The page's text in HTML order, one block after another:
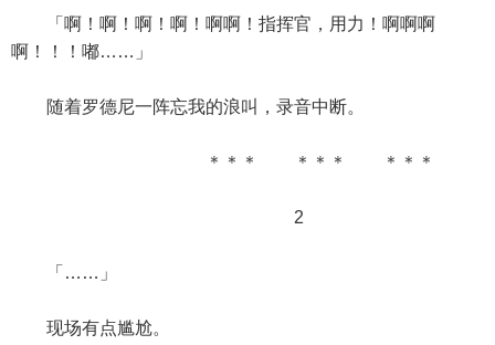
「啊！啊！啊！啊！啊啊！指挥官，用力！啊啊啊
啊！！！嘟……」
随着罗德尼一阵忘我的浪叫，录音中断。
＊＊＊ ＊＊＊ ＊＊＊
2
「……」
现场有点尴尬。